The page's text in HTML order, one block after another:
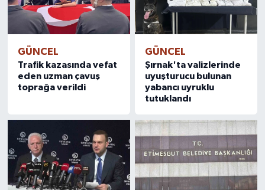
GÜNCEL
Trafik kazasında vefat
eden uzman çavuş
toprağa verildi
GÜNCEL
Şırnak'ta valizlerinde
uyuşturucu bulunan
yabancı uyruklu
tutuklandı